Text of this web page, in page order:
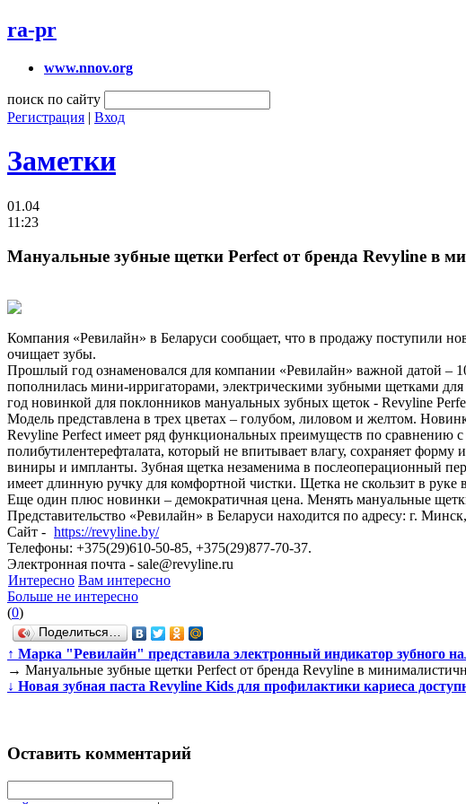
ra-pr
www.nnov.org
поиск по сайту
Регистрация | Вход
Заметки
01.04
11:23
Мануальные зубные щетки Perfect от бренда Revyline в
Компания «Ревилайн» в Беларуси сообщает, что в продажу поступили
очищает зубы.
Прошлый год ознаменовался для компании «Ревилайн» важной датой –
пополнилась мини-ирригаторами, электрическими зубными щетками
год новинкой для поклонников мануальных зубных щеток - Revyline
Модель представлена в трех цветах – голубом, лиловом и желтом.
Revyline Perfect имеет ряд функциональных преимуществ по сравнению
полибутилентерефталата, который не впитывает влагу, сохраняет
виниры и импланты. Зубная щетка незаменима в послеоперационный
имеет длинную ручку для комфортной чистки. Щетка не скользит в руке
Еще один плюс новинки – демократичная цена. Менять мануальные
Представительство «Ревилайн» в Беларуси находится по адресу: г.
Сайт - https://revyline.by/
Телефоны: +375(29)610-50-85, +375(29)877-70-37.
Электронная почта - sale@revyline.ru
Интересно Вам интересно
Больше не интересно
(0)
Поделиться…
↑ Марка "Ревилайн" представила электронный индикатор зубного
→ Мануальные зубные щетки Perfect от бренда Revyline в
↓ Новая зубная паста Revyline Kids для профилактики кариеса
Оставить комментарий